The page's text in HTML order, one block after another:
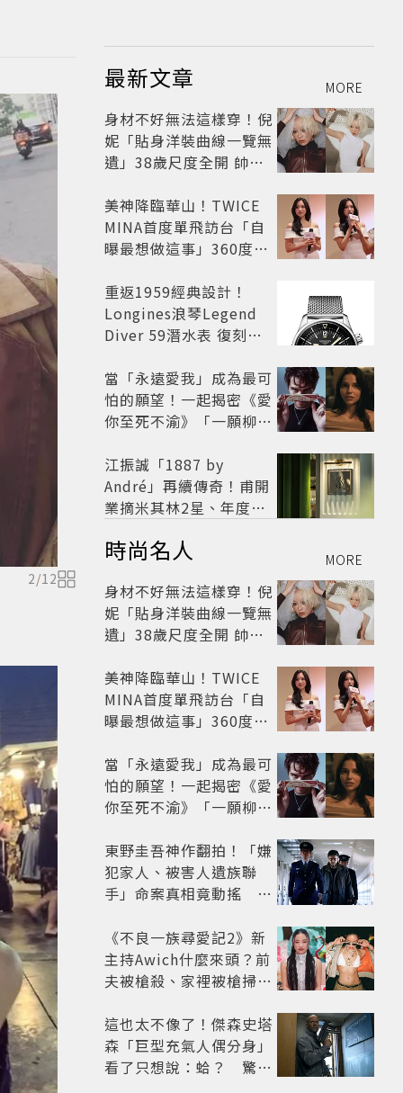
2/12
最新文章 MORE
身材不好無法這樣穿！倪
妮「貼身洋裝曲線一覽無
遺」38歲尺度全開 帥氣
美神降臨華山！TWICE
MINA首度單飛訪台「自
曝最想做這事」360度0
開
重返1959經典設計！
Longines浪琴Legend
Diver 59潛水表 復刻懷
當「永遠愛我」成為最可
怕的願望！一起揭密《愛
你至死不渝》「一願柳」
路
江振誠「1887 by
André」再續傳奇！甫開
業摘米其林2星、年度開
時尚名人 MORE
身材不好無法這樣穿！倪
妮「貼身洋裝曲線一覽無
遺」38歲尺度全開 帥氣
美神降臨華山！TWICE
MINA首度單飛訪台「自
曝最想做這事」360度0
開
當「永遠愛我」成為最可
怕的願望！一起揭密《愛
你至死不渝》「一願柳」
路
東野圭吾神作翻拍！「嫌
犯家人、被害人遺族聯
手」命案真相竟動搖
框架展開
《不良一族尋愛記2》新
主持Awich什麼來頭？前
夫被槍殺、家裡被槍掃射
馬！
這也太不像了！傑森史塔
森「巨型充氣人偶分身」
看了只想說：蛤？ 驚喜